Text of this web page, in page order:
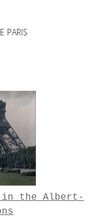
PARIS
in the Albert-